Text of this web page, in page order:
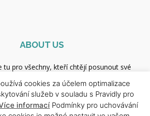
ABOUT US
tu pro všechny, kteří chtějí posunout své
plány, výživové tipy, rady od odborníků i
den. Ať už začínáš, nebo jsi profík — jsi tu
správně.
cookies za účelem optimalizace
služeb v souladu s Pravidly pro
informací Podmínky pro uchovávání